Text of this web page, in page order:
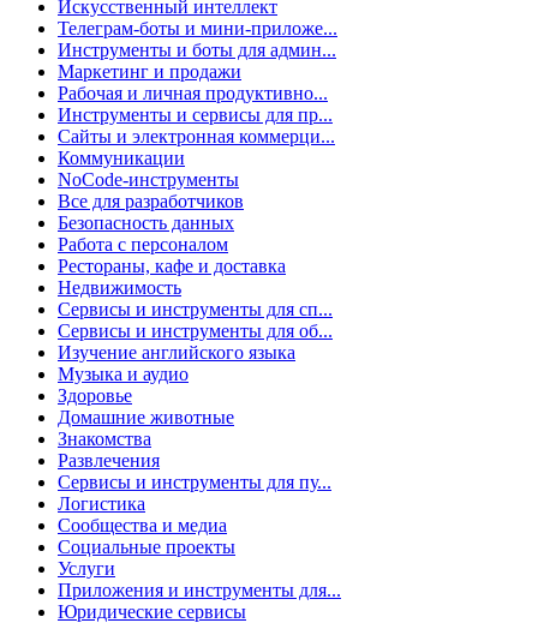
Искусственный интеллект
Телеграм-боты и мини-приложе...
Инструменты и боты для админ...
Маркетинг и продажи
Рабочая и личная продуктивно...
Инструменты и сервисы для пр...
Сайты и электронная коммерци...
Коммуникации
NoCode-инструменты
Все для разработчиков
Безопасность данных
Работа с персоналом
Рестораны, кафе и доставка
Недвижимость
Сервисы и инструменты для сп...
Сервисы и инструменты для об...
Изучение английского языка
Музыка и аудио
Здоровье
Домашние животные
Знакомства
Развлечения
Сервисы и инструменты для пу...
Логистика
Сообщества и медиа
Социальные проекты
Услуги
Приложения и инструменты для...
Юридические сервисы